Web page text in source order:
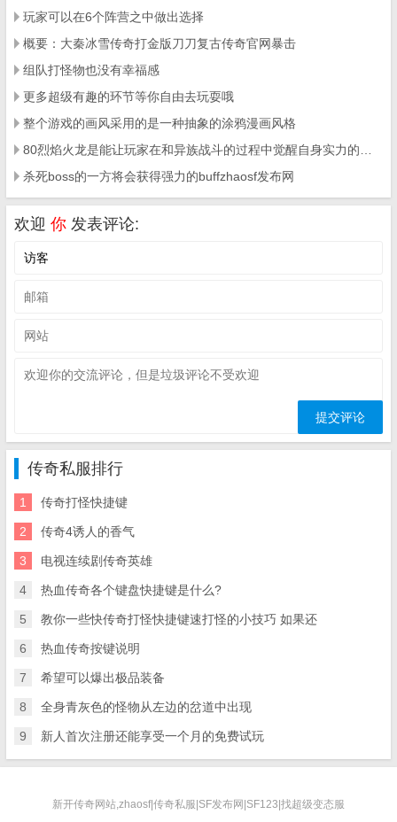
玩家可以在6个阵营之中做出选择
概要：大秦冰雪传奇打金版刀刀复古传奇官网暴击
组队打怪物也没有幸福感
更多超级有趣的环节等你自由去玩耍哦
整个游戏的画风采用的是一种抽象的涂鸦漫画风格
杀死boss的一方将会获得强力的buffzhaosf发布网
欢迎 你 发表评论:
传奇私服排行
1 传奇打怪快捷键
2 传奇4诱人的香气
3 电视连续剧传奇英雄
4 热血传奇各个键盘快捷键是什么?
5 教你一些快传奇打怪快捷键速打怪的小技巧 如果还
6 热血传奇按键说明
7 希望可以爆出极品装备
8 全身青灰色的怪物从左边的岔道中出现
9 新人首次注册还能享受一个月的免费试玩
新开传奇网站,zhaosf|传奇私服|SF发布网|SF123|找超级变态服